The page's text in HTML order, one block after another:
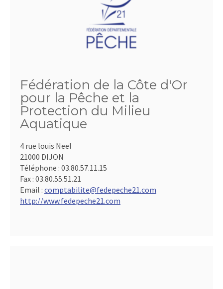
Fédération de la Côte d'Or
pour la Pêche et la
Protection du Milieu
Aquatique
4 rue louis Neel
21000 DIJON
Téléphone : 03.80.57.11.15
Fax : 03.80.55.51.21
Email : comptabilite@fedepeche21.com
http://www.fedepeche21.com